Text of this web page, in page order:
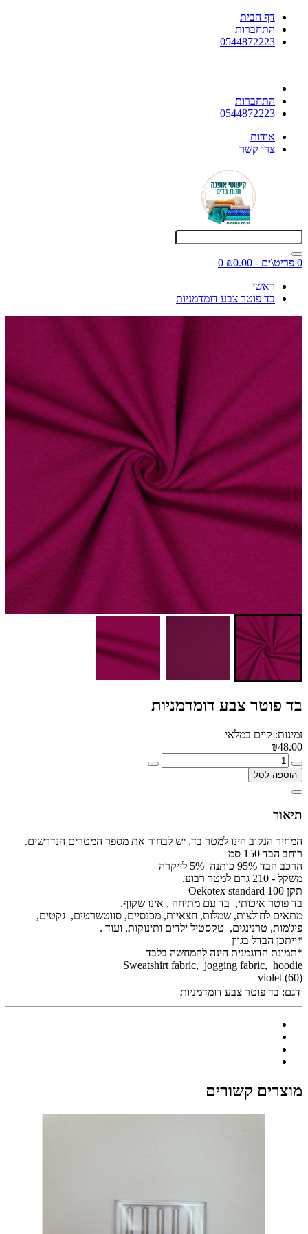
דף הבית
התחברות
0544872223
התחברות
0544872223
אודות
צרו קשר
0 פריט\ים - ₪0.00
0
ראשי
בד פוטר צבע דומדמניות
בד פוטר צבע דומדמניות
זמינות: קיים במלאי
₪48.00
הוספה לסל
תיאור
המחיר הנקוב הינו למטר בד, יש לבחור את מספר המטרים הנדרשים.
רוחב הבד 150 סמ
הרכב הבד 95% כותנה 5% לייקרה
משקל - 210 גרם למטר רבוע.
תקן Oekotex standard 100
בד פוטר איכותי, בד עם מתיחה , אינו שקוף.
מתאים לחולצות, שמלות, חצאיות, מכנסיים, סווטשרטים, גקטים,
פיג'מות, טרנינגים, טקסטיל ילדים ותינוקות, ועוד .
*ייתכן הבדל בגוון
*תמונת הדוגמנית הינה להמחשה בלבד
Sweatshirt fabric, jogging fabric, hoodie
(60) violet
דגם: בד פוטר צבע דומדמניות
מוצרים קשורים